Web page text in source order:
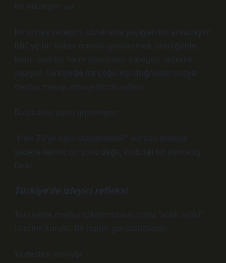
bir etkileşim var.
Bir örnek vereyim: Londra’da yaşayan bir arkadaşım
BBC’ye bir haber önerisi göndermek istediğinde,
bunu özel bir form üzerinden kategori seçerek
yapıyor. Türkiye’de ise çoğu kişi doğrudan sosyal
medya mesajı atmayı tercih ediyor.
Bu da bize şunu gösteriyor:
“Halk TV’ye nasıl ulaşabilirim?” sorusu aslında
sadece teknik bir soru değil, kültürel bir davranış
farkı.
Türkiye’de izleyici refleksi
Türkiye’de medya tüketimi biraz daha “anlık tepki”
üzerine kurulu. Bir haber görüldüğünde:
Ya destek veriliyor